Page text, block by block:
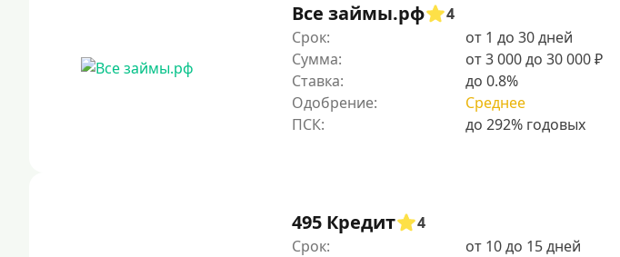
Все займы.рф
4
Срок:
от 1 до 30 дней
Сумма:
от 3 000 до 30 000 ₽
Ставка:
до 0.8%
Одобрение:
Среднее
495 Кредит
4
Срок:
от 10 до 15 дней